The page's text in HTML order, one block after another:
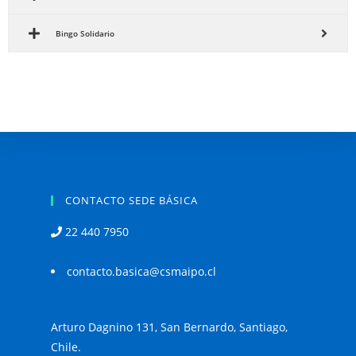
Bingo Solidario
CONTACTO SEDE BÁSICA
22 440 7950
contacto.basica@csmaipo.cl
Arturo Dagnino 131, San Bernardo, Santiago,
Chile.